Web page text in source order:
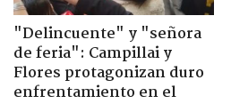
"Delincuente" y "señora
de feria": Campillai y
Flores protagonizan duro
enfrentamiento en el